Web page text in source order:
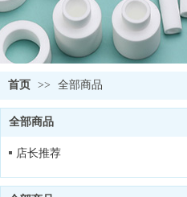
首页 >> 全部商品
全部商品
店长推荐